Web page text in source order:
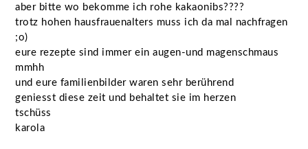
aber bitte wo bekomme ich rohe kakaonibs????
trotz hohen hausfrauenalters muss ich da mal nachfragen
;o)
eure rezepte sind immer ein augen-und magenschmaus
mmhh
und eure familienbilder waren sehr berührend
geniesst diese zeit und behaltet sie im herzen
tschüss
karola